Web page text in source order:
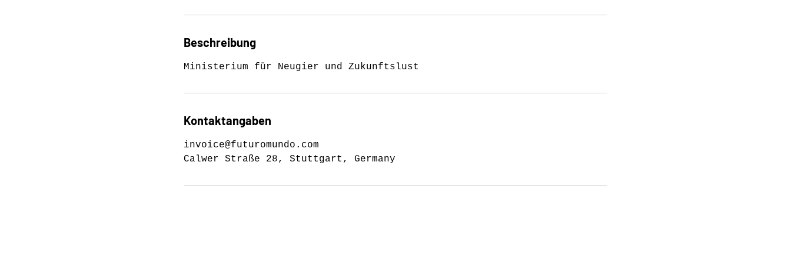
Beschreibung
Ministerium für Neugier und Zukunftslust
Kontaktangaben
invoice@futuromundo.com
Calwer Straße 28, Stuttgart, Germany